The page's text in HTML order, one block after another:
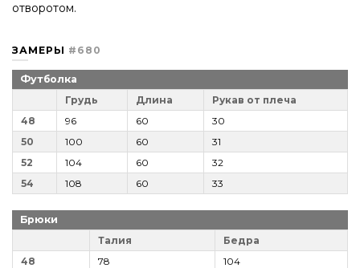
отворотом.
ЗАМЕРЫ #680
Футболка
Грудь
Длина
Рукав от плеча
48
96 60
30
50
100 60
31
52
104 60
32
54
108 60 33
Брюки
Талия
Бедра
48
78
104